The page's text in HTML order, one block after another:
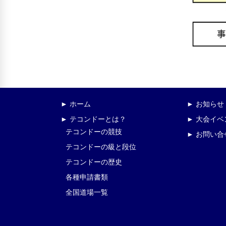
► ホーム
► テコンドーとは？
テコンドーの競技
テコンドーの級と段位
テコンドーの歴史
各種申請書類
全国道場一覧
► お知らせ
► 大会イベ
► お問い合